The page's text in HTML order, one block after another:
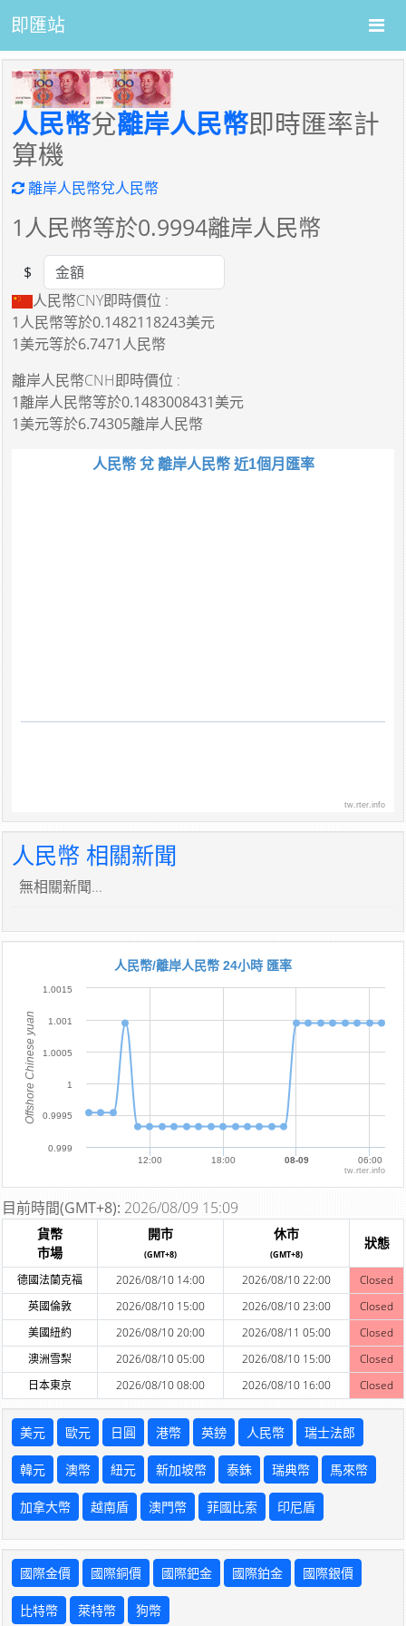
即匯站
人民幣兌離岸人民幣即時匯率計
算機
離岸人民幣兌人民幣
1 人民幣等於0.9994離岸人民幣
Amount
$
人民幣CNY即時價位 :
1人民幣等於0.1482118243美元
1美元等於6.7471人民幣
離岸人民幣CNH即時價位 :
1離岸人民幣等於0.1483008431美元
1美元等於6.74305離岸人民幣
人民幣 兌 離岸人民幣 近1個月匯率
tw.rter.info
人民幣 相關新聞
無相關新聞...
Offshore Chinese yuan
人民幣/離岸人民幣 24小時 匯率
12:00 18:00 08-09 06:00
0.999
0.9995
1
1.0005
1.001
1.0015
tw.rter.info
目前時間(GMT+8): 2026/08/09 15:09
貨幣
市場
開市
(GMT+8)
休市
(GMT+8)
狀態
德國法蘭克福 2026/08/10 14:00 2026/08/10 22:00
Closed
英國倫敦
2026/08/10 15:00 2026/08/10 23:00
Closed
美國紐約
2026/08/10 20:00 2026/08/11 05:00
Closed
澳洲雪梨
2026/08/10 05:00 2026/08/10 15:00
Closed
日本東京
2026/08/10 08:00 2026/08/10 16:00 Closed
美元 歐元 日圓 港幣 英鎊 人民幣 瑞士法郎
韓元 澳幣 紐元 新加坡幣 泰銖 瑞典幣 馬來幣
加拿大幣 越南盾 澳門幣 菲國比索 印尼盾
國際金價 國際銅價 國際鈀金 國際鉑金 國際銀價
比特幣 萊特幣 狗幣